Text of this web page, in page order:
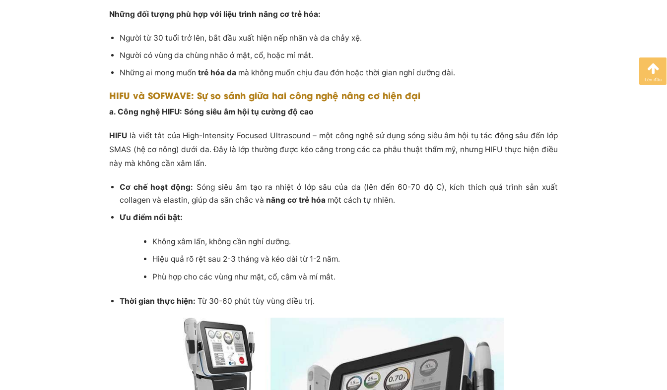
Những đối tượng phù hợp với liệu trình nâng cơ trẻ hóa:
Người từ 30 tuổi trở lên, bắt đầu xuất hiện nếp nhăn và da chảy xệ.
Người có vùng da chùng nhão ở mặt, cổ, hoặc mí mắt.
Những ai mong muốn trẻ hóa da mà không muốn chịu đau đớn hoặc thời gian nghỉ dưỡng dài.
HIFU và SOFWAVE: Sự so sánh giữa hai công nghệ nâng cơ hiện đại
a. Công nghệ HIFU: Sóng siêu âm hội tụ cường độ cao
HIFU là viết tắt của High-Intensity Focused Ultrasound – một công nghệ sử dụng sóng siêu âm hội tụ tác động sâu đến lớp
SMAS (hệ cơ nông) dưới da. Đây là lớp thường được kéo căng trong các ca phẫu thuật thẩm mỹ, nhưng HIFU thực hiện điều
này mà không cần xâm lấn.
Cơ chế hoạt động: Sóng siêu âm tạo ra nhiệt ở lớp sâu của da (lên đến 60-70 độ C), kích thích quá trình sản xuất
collagen và elastin, giúp da săn chắc và nâng cơ trẻ hóa một cách tự nhiên.
Ưu điểm nổi bật:
Không xâm lấn, không cần nghỉ dưỡng.
Hiệu quả rõ rệt sau 2-3 tháng và kéo dài từ 1-2 năm.
Phù hợp cho các vùng như mặt, cổ, cằm và mí mắt.
Thời gian thực hiện: Từ 30-60 phút tùy vùng điều trị.
Lên đầu